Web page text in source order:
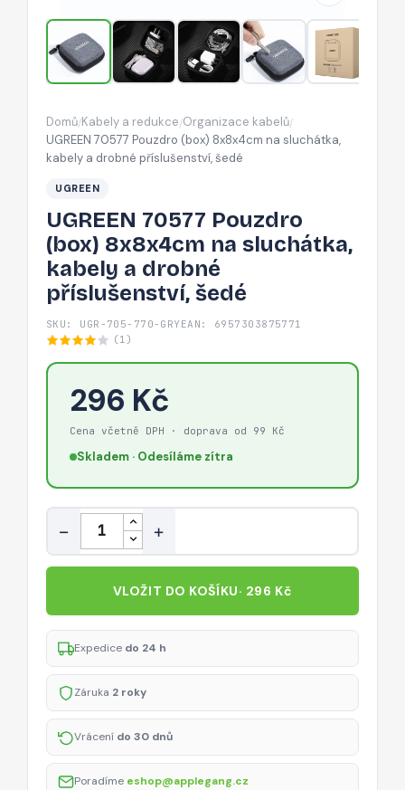
sluchátka,
kabely
a
drobné
šedé
Domů/Kabely a redukce/Organizace kabelů/
UGREEN 70577 Pouzdro (box) 8x8x4cm na sluchátka,
kabely a drobné příslušenství, šedé
UGREEN
UGREEN 70577 Pouzdro
(box) 8x8x4cm na sluchátka,
kabely a drobné
příslušenství, šedé
SKU: UGR-705-770-GRY EAN: 6957303875771
(1)
296 Kč
Cena včetně DPH · doprava od 99 Kč
Skladem · Odesíláme zítra
Množství
− +
VLOŽIT DO KOŠÍKU· 296 Kč
Expedice do 24 h
Záruka 2 roky
Vrácení do 30 dnů
Poradíme eshop@applegang.cz